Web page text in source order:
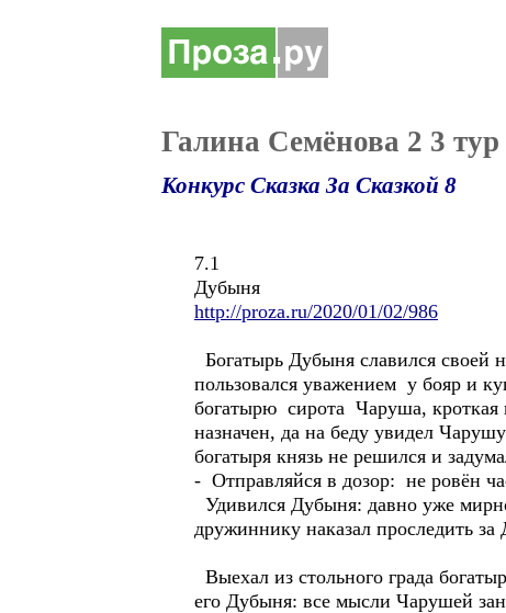
Галина Семёнова 2 3
Конкурс Сказка За Сказкой 8
7.1
Дубыня
http://proza.ru/2020/01/02/986
Богатырь Дубыня славился своей
пользовался уважением у бояр и
богатырю сирота Чаруша, кроткая
назначен, да на беду увидел
богатыря князь не решился и
- Отправляйся в дозор: не ровён
Удивился Дубыня: давно уже
дружиннику наказал проследить
Выехал из стольного града
его Дубыня: все мысли Чарушей